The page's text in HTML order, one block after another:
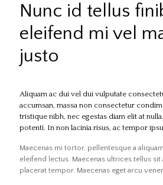
Nunc id tellus
eleifend mi vel
justo
Aliquam ac dui vel dui vulputate
accumsan, massa non consectetur
tristique nibh, nec egestas diam elit at
potenti. In non lacinia risus, ac tempor
Maecenas mi tortor, pellentesque a
eleifend lectus. Maecenas ultrices tellus sit
placerat tempor. Maecenas eget arcu